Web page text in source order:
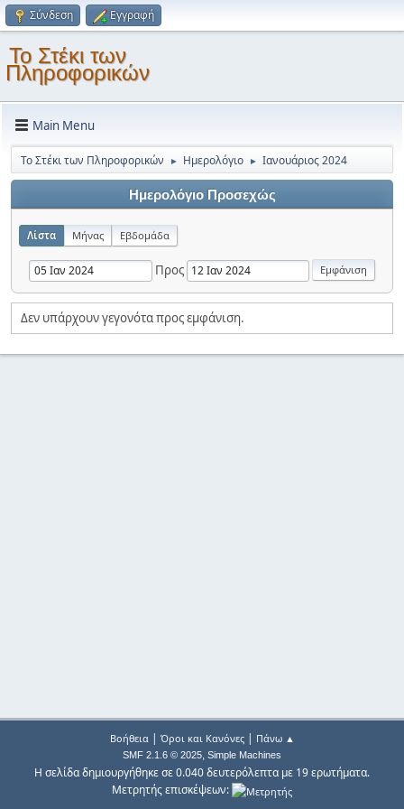
Σύνδεση Εγγραφή
Το Στέκι των
Πληροφορικών
Main Menu
Το Στέκι των Πληροφορικών ► Ημερολόγιο ► Ιανουάριος 2024
Ημερολόγιο Προσεχώς
Λίστα Μήνας Εβδομάδα
Προς
Δεν υπάρχουν γεγονότα προς εμφάνιση.
Βοήθεια| Όροι και Κανόνες| Πάνω ▲
SMF 2.1.6 © 2025, Simple Machines
Η σελίδα δημιουργήθηκε σε 0.040 δευτερόλεπτα με 19 ερωτήματα.
Μετρητής επισκέψεων: